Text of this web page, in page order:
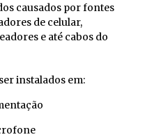
causados por fontes
de celular,
e até cabos do
instalados em: